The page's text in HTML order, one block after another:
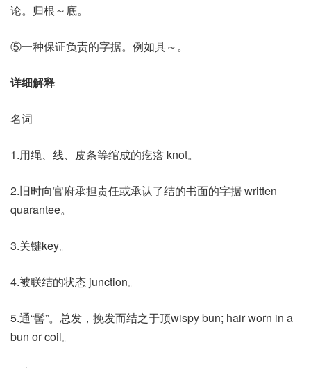
论。归根～底。
⑤一种保证负责的字据。例如具～。
详细解释
名词
1.用绳、线、皮条等绾成的疙瘩 knot。
2.旧时向官府承担责任或承认了结的书面的字据 written
quarantee。
3.关键key。
4.被联结的状态 junction。
5.通“髻”。总发，挽发而结之于顶wispy bun; hair worn in a
bun or coil。